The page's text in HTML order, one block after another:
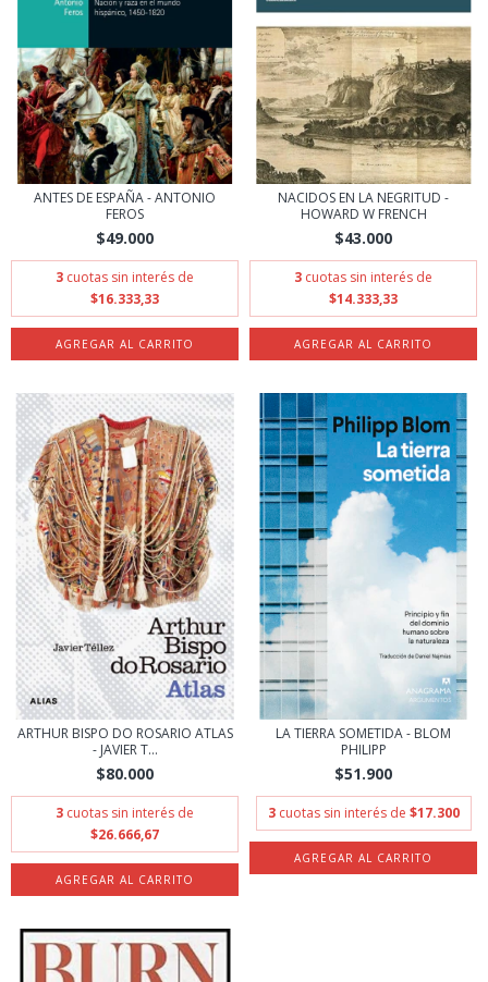
ANTES DE ESPAÑA - ANTONIO
FEROS
$49.000
3 cuotas sin interés de
$16.333,33
NACIDOS EN LA NEGRITUD -
HOWARD W FRENCH
$43.000
3 cuotas sin interés de
$14.333,33
ARTHUR BISPO DO ROSARIO ATLAS
- JAVIER T...
$80.000
3 cuotas sin interés de
$26.666,67
LA TIERRA SOMETIDA - BLOM
PHILIPP
$51.900
3 cuotas sin interés de $17.300